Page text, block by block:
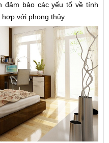
đảm bảo các yếu tố về tính
với phong thủy.